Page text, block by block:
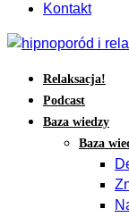
Kontakt
Relaksacja!
Podcast
Baza wiedzy
Baza